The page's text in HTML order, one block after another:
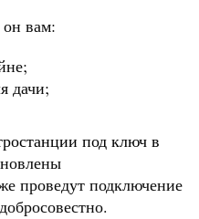
вам:
дачи;
под ключ в
проведут подключение